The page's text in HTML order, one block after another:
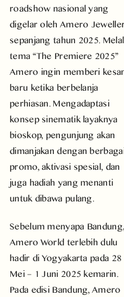
roadshow nasional yang
digelar oleh Amero
sepanjang tahun 2025.
tema “The Premiere 2025”
Amero ingin memberi
baru ketika berbelanja
perhiasan. Mengadaptasi
konsep sinematik layaknya
bioskop, pengunjung akan
dimanjakan dengan
promo, aktivasi spesial, dan
juga hadiah yang menanti
untuk dibawa pulang.
Sebelum menyapa Bandung,
Amero World terlebih dulu
hadir di Yogyakarta pada 28
Mei – 1 Juni 2025 kemarin.
Pada edisi Bandung, Amero